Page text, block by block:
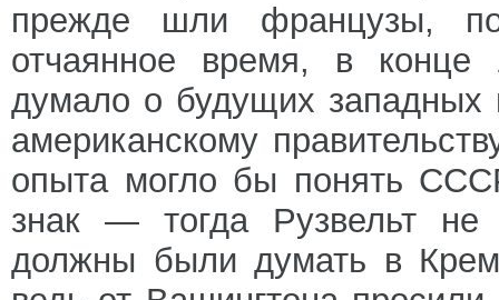
прежде шли французы,
отчаянное время, в конце
думало о будущих западных
американскому
опыта могло бы понять
знак — тогда Рузвельт
должны были думать в